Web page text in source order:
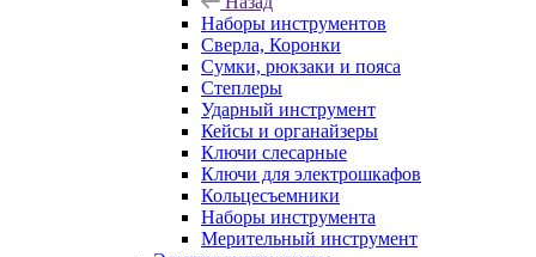
Наборы инструментов
Сверла, Коронки
Сумки, рюкзаки и пояса
Степлеры
Ударный инструмент
Кейсы и органайзеры
Ключи слесарные
Ключи для электрошкафов
Кольцесъемники
Наборы инструмента
Мерительный инструмент